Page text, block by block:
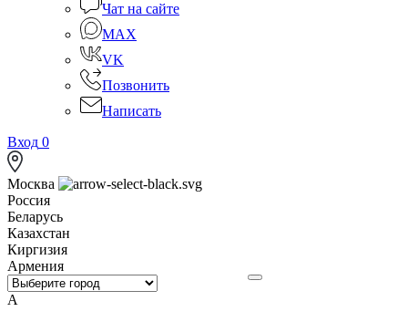
Чат на сайте
MAX
VK
Позвонить
Написать
Вход 0
Москва
Россия
Беларусь
Казахстан
Киргизия
Армения
А